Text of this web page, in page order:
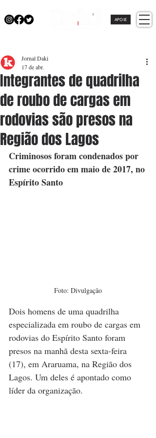
APOIE
Integrantes de quadrilha
de roubo de cargas em
rodovias são presos na
Região dos Lagos
Jornal Daki
17 de abr.
Criminosos foram condenados por
crime ocorrido em maio de 2017, no
Espírito Santo
Foto: Divulgação
Dois homens de uma quadrilha
especializada em roubo de cargas em
rodovias do Espírito Santo foram
presos na manhã desta sexta-feira
(17), em Araruama, na Região dos
Lagos. Um deles é apontado como
líder da organização.